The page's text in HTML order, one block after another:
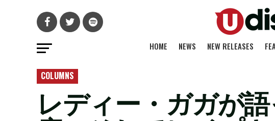
HOME NEWS NEW RELEASES
COLUMNS
レディー・ガガが